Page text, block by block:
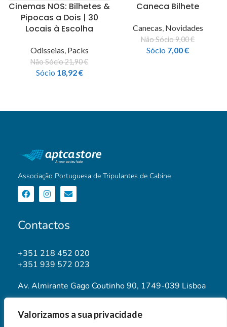
Valorizamos a sua privacidade
Cinemas NOS: Bilhetes &
Pipocas a Dois | 30
Locais à Escolha
Odisseias, Packs
Não Sócio21,90€
Sócio 18,92€
Caneca Bilhete
Canecas, Novidades
Não Sócio9,00€
Sócio 7,00€
Associação Portuguesa de Tripulantes de Cabine
Contactos
+351 218 452 020
+351 939 572 023
Av. Almirante Gago Coutinho 90, 1749-039 Lisboa